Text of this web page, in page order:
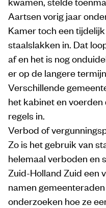
Aartsen vorig jaar
Kamer toch een
staalslakken in. Dat
af en het is nog
er op de langere
Verschillende
het kabinet en
regels in.
Verbod of
Zo is het gebruik van
helemaal verboden en
Zuid-Holland Zuid een
namen
onderzoeken hoe ze